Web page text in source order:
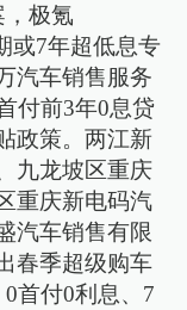
极氪
或7年超低息专
汽车销售服务
付前3年0息贷
政策。两江新
九龙坡区重庆
重庆新电码汽
汽车销售有限
春季超级购车
首付0利息、7